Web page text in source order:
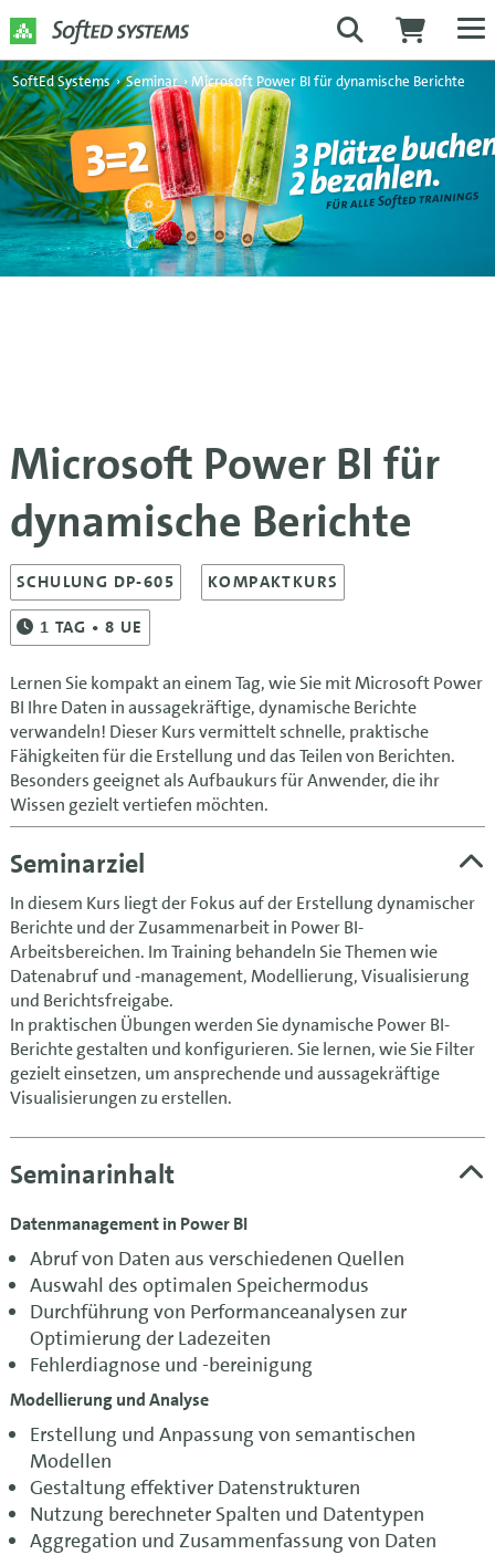
SoftEd Systems › Seminar › Microsoft Power BI für dynamische Berichte
Microsoft Power BI für
dynamische Berichte
SCHULUNG DP-605 KOMPAKTKURS
1 TAG • 8 UE
Lernen Sie kompakt an einem Tag, wie Sie mit Microsoft Power
BI Ihre Daten in aussagekräftige, dynamische Berichte
verwandeln! Dieser Kurs vermittelt schnelle, praktische
Fähigkeiten für die Erstellung und das Teilen von Berichten.
Besonders geeignet als Aufbaukurs für Anwender, die ihr
Wissen gezielt vertiefen möchten.
Seminarziel
In diesem Kurs liegt der Fokus auf der Erstellung dynamischer
Berichte und der Zusammenarbeit in Power BI-
Arbeitsbereichen. Im Training behandeln Sie Themen wie
Datenabruf und -management, Modellierung, Visualisierung
und Berichtsfreigabe.
In praktischen Übungen werden Sie dynamische Power BI-
Berichte gestalten und konfigurieren. Sie lernen, wie Sie Filter
gezielt einsetzen, um ansprechende und aussagekräftige
Visualisierungen zu erstellen.
Seminarinhalt
Datenmanagement in Power BI
Abruf von Daten aus verschiedenen Quellen
Auswahl des optimalen Speichermodus
Durchführung von Performanceanalysen zur
Optimierung der Ladezeiten
Fehlerdiagnose und -bereinigung
Modellierung und Analyse
Erstellung und Anpassung von semantischen
Modellen
Gestaltung effektiver Datenstrukturen
Nutzung berechneter Spalten und Datentypen
Aggregation und Zusammenfassung von Daten